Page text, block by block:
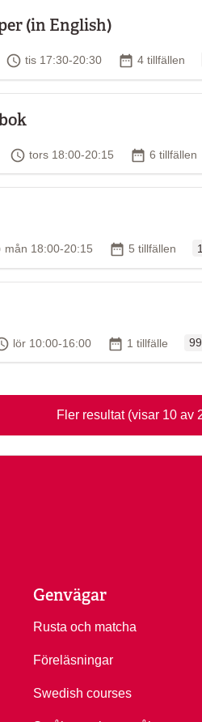
(in English)
Tid
tis 17:30-20:30 Antal tillfällen
4 tillfällen
Tid
tors 18:00-20:15 Antal
6 tillfällen
Tid
mån 18:00-20:15 Antal tillfällen
5 tillfällen
Tid
lör 10:00-16:00 Antal tillfällen
1 tillfälle
Fler resultat (visar 10 av
Genvägar
Rusta och matcha
Föreläsningar
Swedish courses